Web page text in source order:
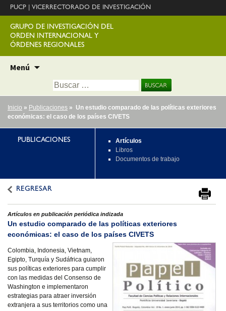
PUCP VICERRECTORADO DE INVESTIGACIÓN
GRUPO DE INVESTIGACIÓN DEL
ORDEN INTERNACIONAL Y
ÓRDENES REGIONALES
Menú
contenido
Buscar:
Inicio » Publicaciones » Un estudio comparado de las políticas exteriores
económicas: el caso de los países CIVETS
PUBLICACIONES
Artículos
Libros
Documentos de trabajo
REGRESAR
Artículos en publicación periódica indizada
Un estudio comparado de las políticas exteriores
económicas: el caso de los países CIVETS
Colombia, Indonesia, Vietnam,
Egipto, Turquía y Sudáfrica guiaron
sus políticas exteriores para cumplir
con las medidas del Consenso de
Washington e implementaron
estrategias para atraer inversión
extranjera a sus territorios como una